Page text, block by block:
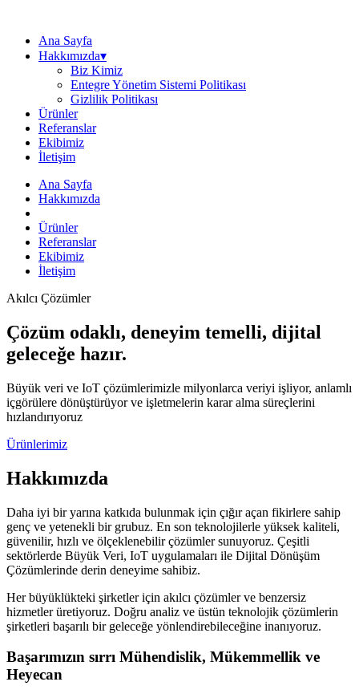
Ana Sayfa
Hakkımızda▾
Biz Kimiz
Entegre Yönetim Sistemi Politikası
Gizlilik Politikası
Ürünler
Referanslar
Ekibimiz
İletişim
Ana Sayfa
Hakkımızda
Ürünler
Referanslar
Ekibimiz
İletişim
Akılcı Çözümler
Çözüm odaklı, deneyim temelli, dijital
geleceğe hazır.
Büyük veri ve IoT çözümlerimizle milyonlarca veriyi işliyor, anlamlı
içgörülere dönüştürüyor ve işletmelerin karar alma süreçlerini
hızlandırıyoruz
Ürünlerimiz
Hakkımızda
Daha iyi bir yarına katkıda bulunmak için çığır açan fikirlere sahip
genç ve yetenekli bir grubuz. En son teknolojilerle yüksek kaliteli,
güvenilir, hızlı ve ölçeklenebilir çözümler sunuyoruz. Çeşitli
sektörlerde Büyük Veri, IoT uygulamaları ile Dijital Dönüşüm
Çözümlerinde derin deneyime sahibiz.
Her büyüklükteki şirketler için akılcı çözümler ve benzersiz
hizmetler üretiyoruz. Doğru analiz ve üstün teknolojik çözümlerin
şirketleri başarılı bir geleceğe yönlendirebileceğine inanıyoruz.
Başarımızın sırrı Mühendislik, Mükemmellik ve
Heyecan